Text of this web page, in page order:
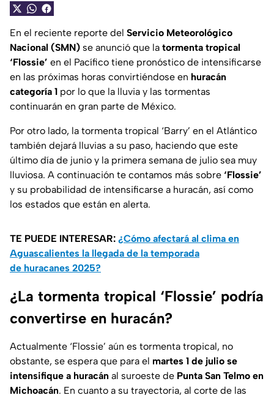
En el reciente reporte del Servicio Meteorológico
Nacional (SMN) se anunció que la tormenta tropical
‘Flossie’ en el Pacífico tiene pronóstico de intensificarse
en las próximas horas convirtiéndose en huracán
categoría 1 por lo que la lluvia y las tormentas
continuarán en gran parte de México.
Por otro lado, la tormenta tropical ‘Barry’ en el Atlántico
también dejará lluvias a su paso, haciendo que este
último día de junio y la primera semana de julio sea muy
lluviosa. A continuación te contamos más sobre ‘Flossie’
y su probabilidad de intensificarse a huracán, así como
los estados que están en alerta.
TE PUEDE INTERESAR: ¿Cómo afectará al clima en
Aguascalientes la llegada de la temporada
de huracanes 2025?
¿La tormenta tropical ‘Flossie’ podría
convertirse en huracán?
Actualmente ‘Flossie’ aún es tormenta tropical, no
obstante, se espera que para el martes 1 de julio se
intensifique a huracán al suroeste de Punta San Telmo en
Michoacán. En cuanto a su trayectoria, al corte de las